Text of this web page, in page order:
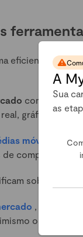
eficiente,
como
gráficos e
móveis
compra ou
sobre
, que
ou
A
Sua
as